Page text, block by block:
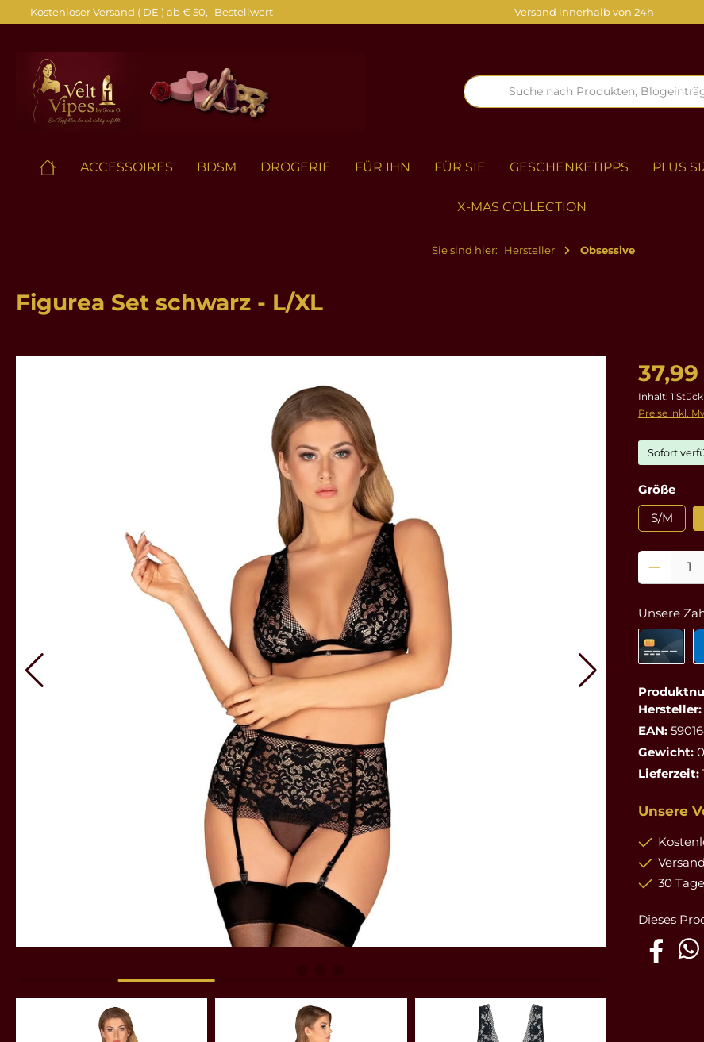
Zur Hauptnavigation springen
Kostenloser Versand ( DE ) ab € 50,- Bestellwert Versand innerhalb von 24h
ACCESSOIRES BDSM DROGERIE FÜR IHN FÜR SIE GESCHENKETIPPS PLUS
X-MAS COLLECTION
Sie sind hier: Hersteller Obsessive
Figurea Set schwarz - L/XL
Inhalt: 1 Stück
Preise inkl.
Sofort
Größe
S/M
Produkt
Unsere
Hersteller:
EAN:
Gewicht:
Lieferzeit:
Unsere
30
Dieses